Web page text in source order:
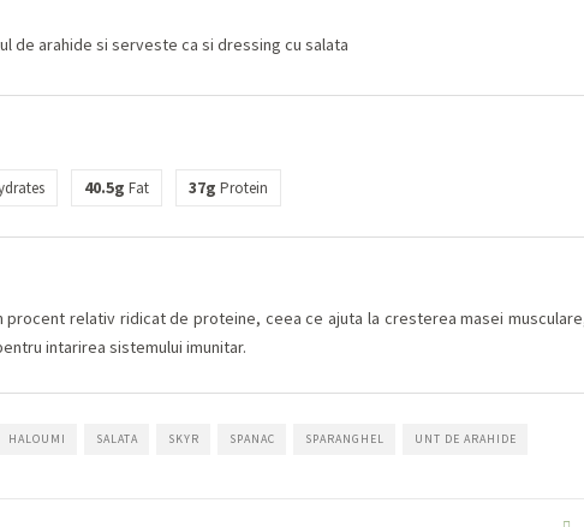
de arahide si serveste ca si dressing cu salata
40.5g Fat 37g Protein
procent relativ ridicat de proteine, ceea ce ajuta la cresterea masei
intarirea sistemului imunitar.
HALOUMI SALATA SKYR SPANAC SPARANGHEL UNT DE ARAHIDE